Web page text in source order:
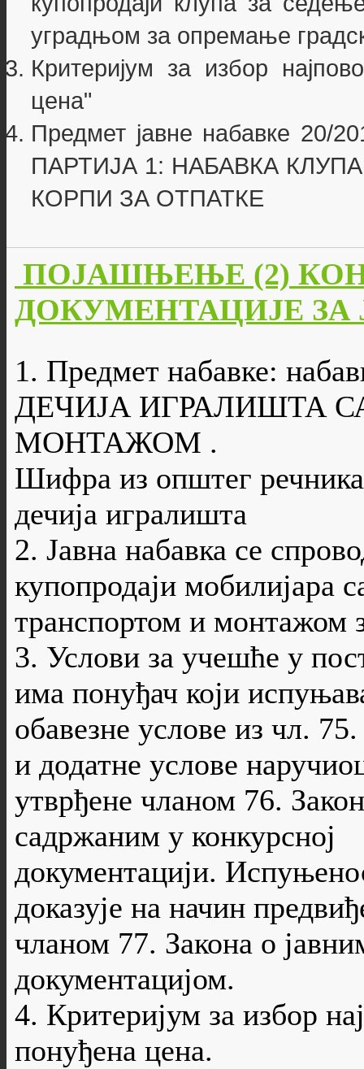
уградњом за опремање
Критеријум за избор
цена"
Предмет јавне набавке 20/
ПАРТИЈА 1: НАБАВКА
КОРПИ ЗА ОТПАТКЕ
ПОЈАШЊЕЊЕ (2)
ДОКУМЕНТАЦИЈЕ ЗА
1. Предмет набавке:
ДЕЧИЈА ИГРАЛИШТА
МОНТАЖОМ .
Шифра из општег
дечија игралишта
2. Јавна набавка се
купопродаји мобилијара
транспортом и монтажом
3. Услови за учешће у
има понуђач који
обавезне услове из чл.
и додатне услове
утврђене чланом 76.
садржаним у конкурсној
документацији.
доказује на начин
чланом 77. Закона о
документацијом.
4. Критеријум за избор
понуђена цена.